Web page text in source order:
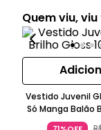
Quem viu,
Vestido Juvenil
Só Manga Balão
Prateado